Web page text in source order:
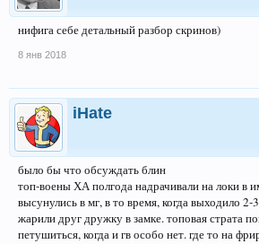
нифига себе детальный разбор скринов)
8 янв 2018
iHate
было бы что обсуждать блин
топ-воены ХА полгода надрачивали на локи в
высунулись в мг, в то время, когда выходило 2-
жарили друг дружку в замке. топовая страта
петушиться, когда и гв особо нет. где то на